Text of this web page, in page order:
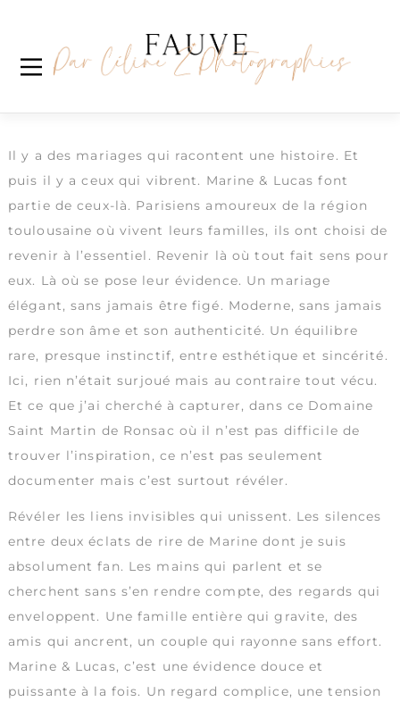
Marine & Lucas
Wedding Party sur le domaine Saint Martin de
Il y a des mariages qui racontent une histoire. Et
puis il y a ceux qui vibrent. Marine & Lucas font
partie de ceux-là. Parisiens amoureux de la région
toulousaine où vivent leurs familles, ils ont choisi de
revenir à l’essentiel. Revenir là où tout fait sens pour
eux. Là où se pose leur évidence. Un mariage
élégant, sans jamais être figé. Moderne, sans jamais
perdre son âme et son authenticité. Un équilibre
rare, presque instinctif, entre esthétique et sincérité.
Ici, rien n’était surjoué mais au contraire tout vécu.
Et ce que j’ai cherché à capturer, dans ce Domaine
Saint Martin de Ronsac où il n’est pas difficile de
trouver l’inspiration, ce n’est pas seulement
documenter mais c’est surtout révéler.
Révéler les liens invisibles qui unissent. Les silences
entre deux éclats de rire de Marine dont je suis
absolument fan. Les mains qui parlent et se
cherchent sans s’en rendre compte, des regards qui
enveloppent. Une famille entière qui gravite, des
amis qui ancrent, un couple qui rayonne sans effort.
Marine & Lucas, c’est une évidence douce et
puissante à la fois. Un regard complice, une tension